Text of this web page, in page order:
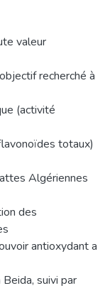
valeur
recherché à
(activité
totaux)
Algériennes
des
antioxydant a
suivi par